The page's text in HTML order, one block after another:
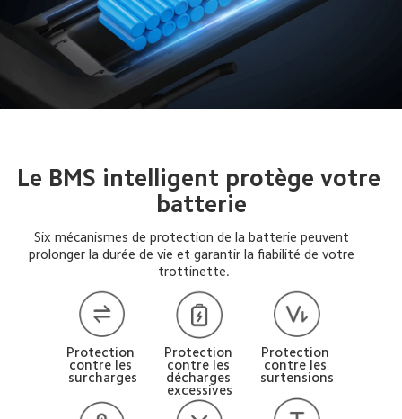
Le BMS intelligent protège votre
batterie
Six mécanismes de protection de la batterie peuvent
prolonger la durée de vie et garantir la fiabilité de votre
trottinette.
Protection
contre les
surcharges
Protection
contre les
décharges
excessives
Protection
contre les
surtensions